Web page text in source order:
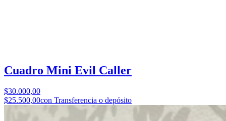
Cuadro Mini Evil Caller
$30.000,00
$25.500,00con Transferencia o depósito